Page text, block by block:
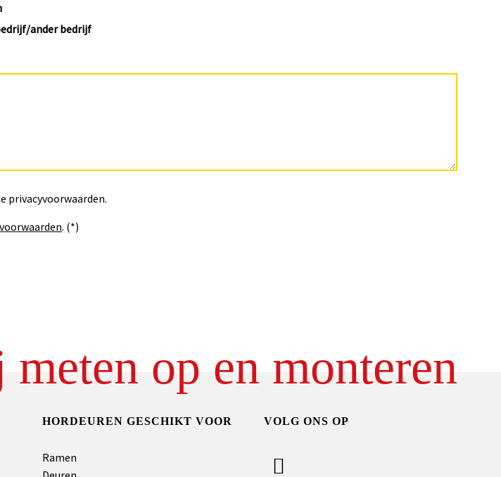
ander bedrijf
privacyvoorwaarden.
. (*)
op en monteren
HORDEUREN GESCHIKT VOOR
Ramen
VOLG ONS OP